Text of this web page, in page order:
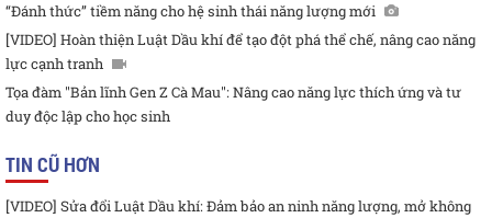
“Đánh thức” tiềm năng cho hệ sinh thái năng lượng mới
[VIDEO] Hoàn thiện Luật Dầu khí để tạo đột phá thể chế, nâng cao năng
lực cạnh tranh
Tọa đàm "Bản lĩnh Gen Z Cà Mau": Nâng cao năng lực thích ứng và tư
duy độc lập cho học sinh
TIN CŨ HƠN
[VIDEO] Sửa đổi Luật Dầu khí: Đảm bảo an ninh năng lượng, mở không